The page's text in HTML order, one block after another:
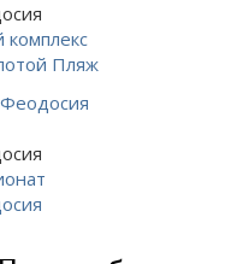
комплекс
Пляж